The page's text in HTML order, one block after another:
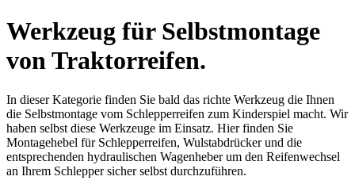
Werkzeug für Selbstmontage
von Traktorreifen.
In dieser Kategorie finden Sie bald das richte Werkzeug die Ihnen
die Selbstmontage vom Schlepperreifen zum Kinderspiel macht. Wir
haben selbst diese Werkzeuge im Einsatz. Hier finden Sie
Montagehebel für Schlepperreifen, Wulstabdrücker und die
entsprechenden hydraulischen Wagenheber um den Reifenwechsel
an Ihrem Schlepper sicher selbst durchzuführen.